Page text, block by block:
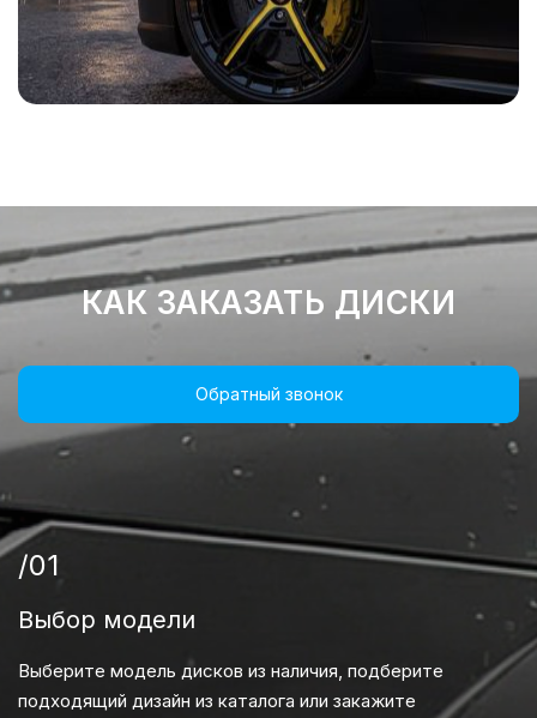
КАК ЗАКАЗАТЬ ДИСКИ
Обратный звонок
/01
Выбор модели
Выберите модель дисков из наличия, подберите
подходящий дизайн из каталога или закажите